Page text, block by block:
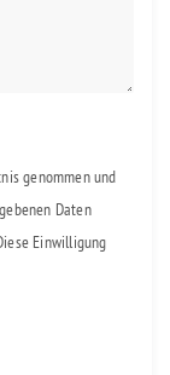
genommen und
Daten
Einwilligung